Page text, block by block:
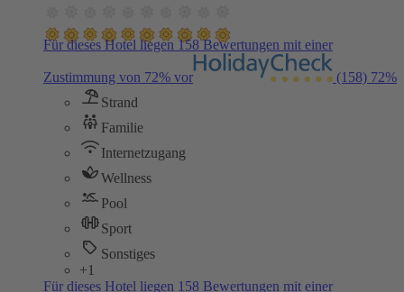
Für dieses Hotel liegen 158 Bewertungen mit einer
Zustimmung von 72% vor (158) 72%
Strand
Familie
Internetzugang
Wellness
Pool
Sport
Sonstiges
+1
Für dieses Hotel liegen 158 Bewertungen mit einer